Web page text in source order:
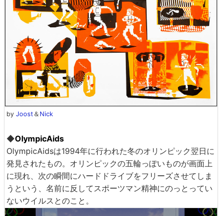
by Joost ＆ Nick
◆OlympicAids
OlympicAidsは1994年に行われた冬のオリンピック翌日に
発見されたもの。オリンピックの五輪っぽいものが画面上
に現れ、次の瞬間にハードドライブをフリーズさせてしま
うという、名前に反してスポーツマン精神にのっとってい
ないウイルスとのこと。